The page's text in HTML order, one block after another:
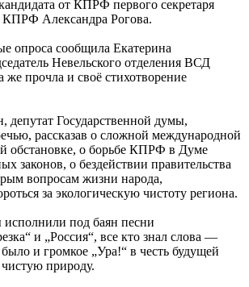
от КПРФ первого секретаря
КПРФ Александра Рогова.
опроса сообщила Екатерина
Невельского отделения ВСД
прочла и своё стихотворение
Государственной думы,
рассказав о сложной международной
обстановке, о борьбе КПРФ в Думе
законов, о бездействии правительства
вопросам жизни народа,
за экологическую чистоту региона.
под баян песни
и „Россия“, все кто знал слова —
и громкое „Ура!“ в честь будущей
природу.